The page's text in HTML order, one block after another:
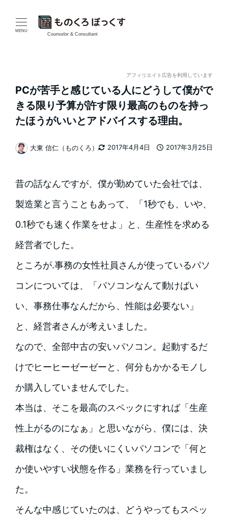
MENU
Counselor & Consultant
アフィリエイト広告を利用しています
PCが苦手と感じている人にどうして僕がで
きる限り予算が許す限り最高のものを持っ
たほうがいいとアドバイスする理由。
2017年4月4日
2017年3月25日
著
大東 信仁（ものくろ）
昔の話なんですが、僕が勤めていた会社では、
製造業と言うこともあって、「1秒でも、いや、
0.1秒でも速く作業をせよ」と、生産性を求める
経営者でした。
ところが.事務の女性社員さんが使っているパソ
コンについては、「パソコンなんて動けばい
い、事務仕事なんだから、性能は必要ない」
と、経営者さんが考えいました。
なので、全部中古の安いパソコン。起動するだ
けでヒーヒーゼーゼーと、何分もかかるモノし
か購入していませんでした。
本当は、そこを最高のスペックにすれば「生産
性上がるのになぁ」と思いながら、僕には、決
裁権はなく、その使いにくいパソコンで「何と
か使いやすい状態を作る」業務を行っていまし
た。
そんな中感じていたのは、どうやってもスペッ